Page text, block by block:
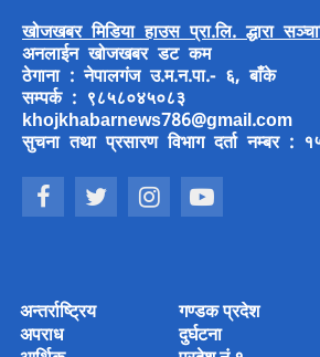
खोजखबर मिडिया हाउस प्रा.लि. द्धारा
अनलाईन खोजखबर डट कम
ठेगाना : नेपालगंज उ.म.न.पा.- ६, बाँके
सम्पर्क : ९८५८०४५०८३
khojkhabarnews786@gmail.com
सुचना तथा प्रसारण विभाग दर्ता नम्बर :
अन्तर्राष्ट्रिय
अपराध
गण्डक प्रदेश
दुर्घटना